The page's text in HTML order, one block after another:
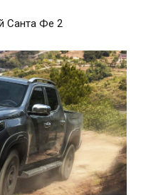
Санта Фе 2